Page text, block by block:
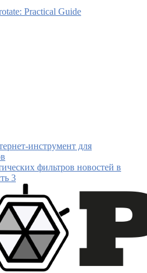
Practical Guide
инструмент для
фильтров новостей в
3